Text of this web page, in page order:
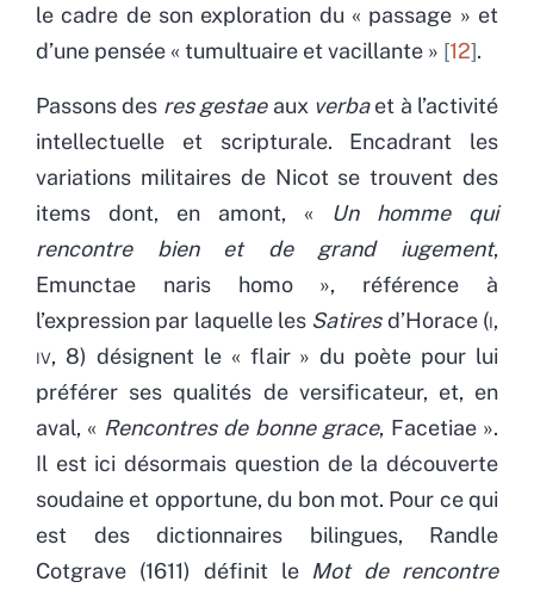
le cadre de son exploration du « passage » et
d’une pensée « tumultuaire et vacillante » 12 .
Passons des res gestaeaux verbaet à l’activité
intellectuelle et scripturale. Encadrant les
variations militaires de Nicot se trouvent des
items dont, en amont, « Un homme qui
rencontre bien et de grand iugement,
Emunctae naris homo », référence à
l’expression par laquelle les Satiresd’Horace (i,
iv, 8) désignent le « flair » du poète pour lui
préférer ses qualités de versificateur, et, en
aval, « Rencontres de bonne grace, Facetiae ».
Il est ici désormais question de la découverte
soudaine et opportune, du bon mot. Pour ce qui
est des dictionnaires bilingues, Randle
Cotgrave (1611) définit le Mot de rencontre